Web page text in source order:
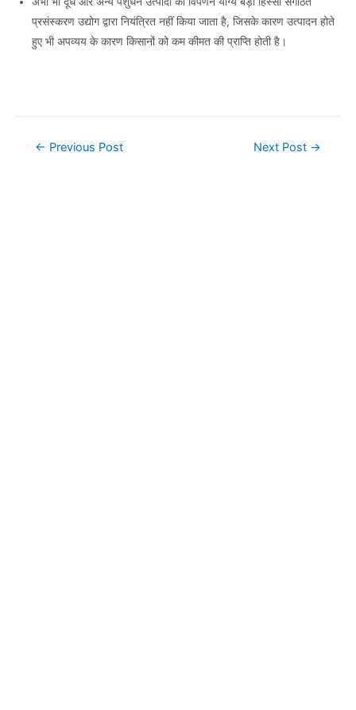
प्रसंस्करण उद्योग द्वारा नियंत्रित नहीं किया जाता है, जिसके कारण उत्पादन होते
हुए भी अपव्यय के कारण किसानों को कम कीमत की प्राप्ति होती है।
Post← Previous Post Next Post →